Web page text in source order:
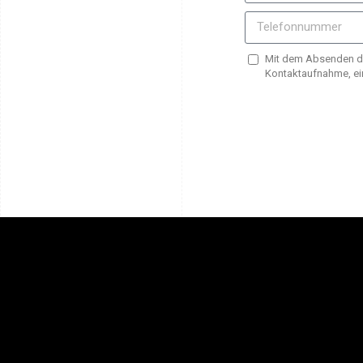
Mit dem Absenden
Kontaktaufnahme,